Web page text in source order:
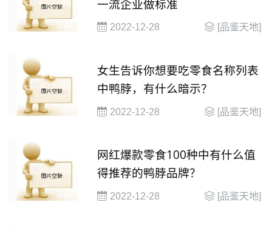
一流企业做标准
2022-12-28 [品鉴天地]
女生告诉你想要吃零食名称列表
中鸭脖，有什么暗示？
2022-12-28 [品鉴天地]
网红爆款零食100种中有什么值
得推荐的鸭脖品牌？
2022-12-28 [品鉴天地]